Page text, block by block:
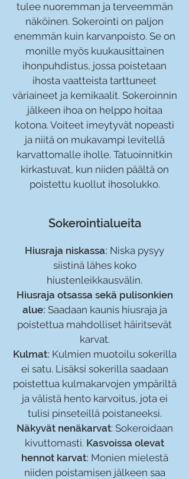
tulee nuoremman ja terveemmän
näköinen. Sokerointi on paljon
enemmän kuin karvanpoisto. Se on
monille myös kuukausittainen
ihonpuhdistus, jossa poistetaan
ihosta vaatteista tarttuneet
väriaineet ja kemikaalit. Sokeroinnin
jälkeen ihoa on helppo hoitaa
kotona. Voiteet imeytyvät nopeasti
ja niitä on mukavampi levitellä
karvattomalle iholle. Tatuoinnitkin
kirkastuvat, kun niiden päältä on
poistettu kuollut ihosolukko.
Sokerointialueita
Hiusraja niskassa: Niska pysyy
siistinä lähes koko
hiustenleikkausvälin.
Hiusraja otsassa sekä pulisonkien
alue: Saadaan kaunis hiusraja ja
poistettua mahdolliset häiritsevät
karvat.
Kulmat: Kulmien muotoilu sokerilla
ei satu. Lisäksi sokerilla saadaan
poistettua kulmakarvojen ympäriltä
ja välistä hento karvoitus, jota ei
tulisi pinseteillä poistaneeksi.
Näkyvät nenäkarvat: Sokeroidaan
kivuttomasti. Kasvoissa olevat
hennot karvat: Monien mielestä
niiden poistamisen jälkeen saa